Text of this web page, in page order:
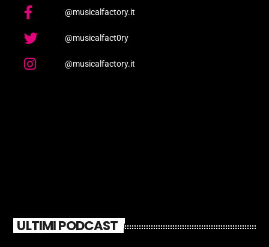
@musicalfactory.it
@musicalfact0ry
@musicalfactory.it
ULTIMI PODCAST